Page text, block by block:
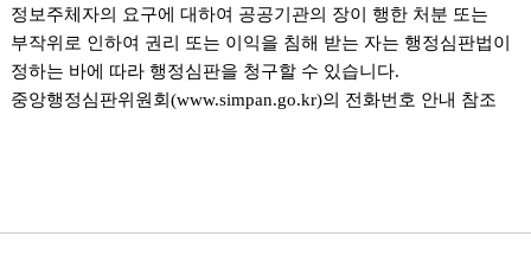
정보주체자의 요구에 대하여 공공기관의 장이 행한 처분 또는
부작위로 인하여 권리 또는 이익을 침해 받는 자는 행정심판법이
정하는 바에 따라 행정심판을 청구할 수 있습니다.
중앙행정심판위원회(www.simpan.go.kr)의 전화번호 안내 참조